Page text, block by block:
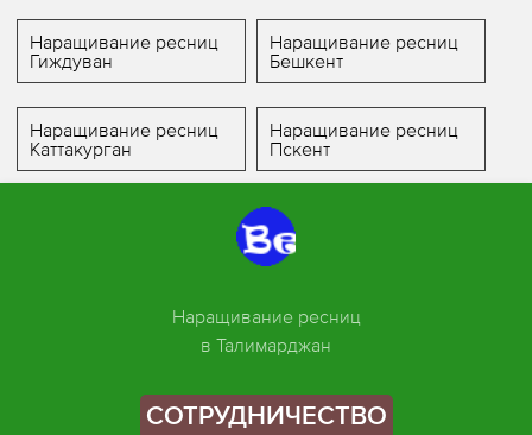
Наращивание ресниц
Гиждуван
Наращивание ресниц
Бешкент
Наращивание ресниц
Каттакурган
Наращивание ресниц
Пскент
Наращивание ресниц
в Талимарджан
СОТРУДНИЧЕСТВО